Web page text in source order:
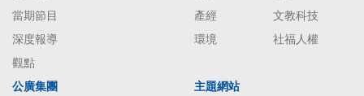
當期節目
深度報導
觀點
產經
文教科技
環境
社福人權
公廣集團
主題網站